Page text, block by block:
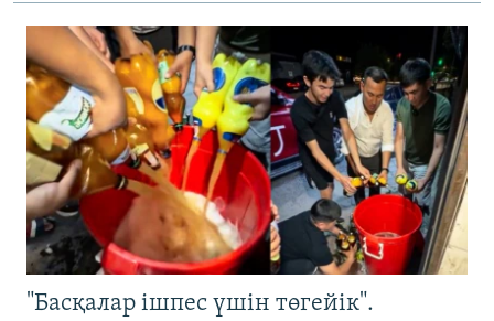
"Басқалар ішпес үшін төгейік".